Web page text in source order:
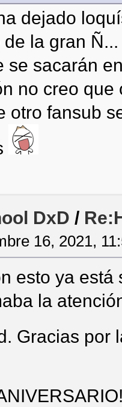
dejado
la gran
se sacarán
no creo
otro fansub
DxD /
16, 2021,
esto ya
la
Gracias por